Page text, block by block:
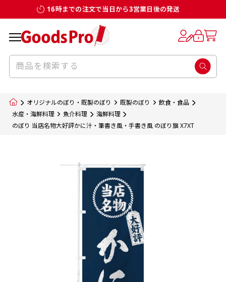
16時までの注文で当日から3営業日後の発送
オリジナルのぼり・既製のぼり 既製のぼり
飲食・食品
水産・海鮮料理
魚介料理
海鮮料理
のぼり 当店名物大好評かに汁・筆書き風・手書き風 のぼり旗 X7XT
個数 単価
合計金額
カートに入れる
お客様からのデータ入稿でのぼり旗を製作
する場合
入稿いただくデータは基本的にイラストレー
のデータとさせていただいております。
jpgデータ等の画像データを貼り付ける際には
で解像度200dp以上必要です）当社の取り扱
いの規格サイズにつきましてはデザインテン
プレートの用意がありますので、ご購入後マ
イページの「購入履歴」よりダウンロードし
てご利用くださいませ。
お客様自身でオリジナルのサイズで製作する
場合につきましてはご希望の仕上がりサイズ
に対して四辺（すべての辺をプラス10ｍｍ）
したサイズで製作ください。（重要な情報な
どについては仕上がりサイズから四辺内側に
デザイン変更なしでのご注文となります。
ルで製品デザインをしたデザインそのものを
指します。当グッズプロで販売として取り扱っ
ているあらゆるのぼり旗のデザインがそれに
分だけののぼり旗をつくりたい！などのデザ
イン改造や既製デザインに自分たちの団体の
名前入れや会社のロゴなどを挿入するなどの
相談もお請けしております。
当社の既製のぼり旗に対してお客様の任意の
テキストや企業情報・お店情報などを埋め込
のぼり旗のデザインをする際に、考えると良
のぼり旗のデザインとしては基本的に左側と
上側にポールを通すミミ（業界用語でチチと
呼びます）が縫いつけてあるのが一般的です。
もしかしたら左側と上についているよりも右
側と上についていた方が良いと思うかもしれ
風向きを考えながらチチの向きを決めてから
デザインをするとどの方向でデザインをする
と良いかひらめくかもしれません。デザイン
の方向性につきましてはお客様の好みもあり
サイズ一覧
既製品のサイズについては以下のサイズ表の通
お客様オリジナルサイズで製作をしたい場合
につきましてはお気軽にご相談ください。
など）のでサイズの指定につきましてはｍｍ単
位は不可となります。最終的なサイズも多少の
ズレ5ｍｍ程度は起きる可能性があります。
サイズ一覧
既製品のサイズについては以下のサイズ表の通
お客様オリジナルサイズで製作をしたい場合
につきましてはお気軽にご相談ください。
など）のでサイズの指定につきましてはｍｍ単
位は不可となります。最終的なサイズも多少の
ズレ5ｍｍ程度は起きる可能性があります。
一般的にはチチの位置はのぼり旗に対して上
ポールに通す際には上辺２か所に対してチチ
が左右どちらでものぼり旗自体をポールにく
くりつけることは可能です。
棒袋縫い加工
生地のふちを大きく棒袋状に縫いこみポール
を通す筒をつくります。ポール自体を包み込
むため、耐久性があがり、デザインがより目
カーブ形状の特殊なのぼり旗にも適合する加
工方法となります。
のぼり旗のチチについて
一般的にはチチの位置はのぼり旗に対して上
ポールに通す際には上辺２か所に対してチチ
が左右どちらでものぼり旗自体をポールにく
くりつけることは可能です。
棒袋縫い加工
生地のふちを大きく棒袋状に縫いこみポール
を通す筒をつくります。ポール自体を包み込
むため、耐久性があがり、デザインがより目
カーブ形状の特殊なのぼり旗にも適合する加
工方法となります。
補強縫製って何？
補強縫製とはヒートカッター（熱で焼き切る
をあげるために折り返し縫いをすることで風
の影響を受けやすい四辺の強度を増す加工で
す。
い糸を走らせて補強します。加工をすることで
のぼり旗の１辺～４辺は折り返し加工されま
すのでその部分のホツレや裂けてしまうこと
を防止する効果があります。
棒袋縫いの場合、補強が無償で付いてきます。
側辺補強縫製
［ +38円 ］
生地の種類
ポンジ（一般）
一般的なのぼり旗の生地はポンジといわれる
厚みが約0.14ｍｍのとても薄い生地を使用し
のぼり旗製作で一番良く使用される生地で
す。生地の厚みが薄く、裏側にインクが浸透
スリット（切り込み）加工とは？
スリット（切り込み）を入れることで横幕が
疑似的にのれんのように見せるための加工手
法です。